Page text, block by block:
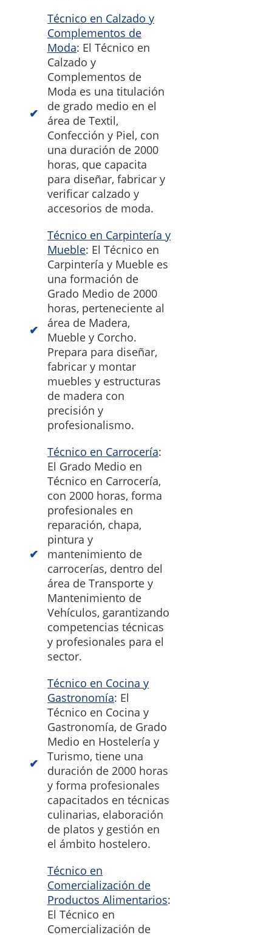
Técnico en Calzado y
Complementos de
Moda: El Técnico en
Calzado y
Complementos de
Moda es una titulación
de grado medio en el
área de Textil,
Confección y Piel, con
una duración de 2000
horas, que capacita
para diseñar, fabricar y
verificar calzado y
accesorios de moda.
Técnico en Carpintería y
Mueble: El Técnico en
Carpintería y Mueble es
una formación de
Grado Medio de 2000
horas, perteneciente al
área de Madera,
Mueble y Corcho.
Prepara para diseñar,
fabricar y montar
muebles y estructuras
de madera con
precisión y
profesionalismo.
Técnico en Carrocería:
El Grado Medio en
Técnico en Carrocería,
con 2000 horas, forma
profesionales en
reparación, chapa,
pintura y
mantenimiento de
carrocerías, dentro del
área de Transporte y
Mantenimiento de
Vehículos, garantizando
competencias técnicas
y profesionales para el
sector.
Técnico en Cocina y
Gastronomía: El
Técnico en Cocina y
Gastronomía, de Grado
Medio en Hostelería y
Turismo, tiene una
duración de 2000 horas
y forma profesionales
capacitados en técnicas
culinarias, elaboración
de platos y gestión en
el ámbito hostelero.
Técnico en
Comercialización de
Productos Alimentarios:
El Técnico en
Comercialización de